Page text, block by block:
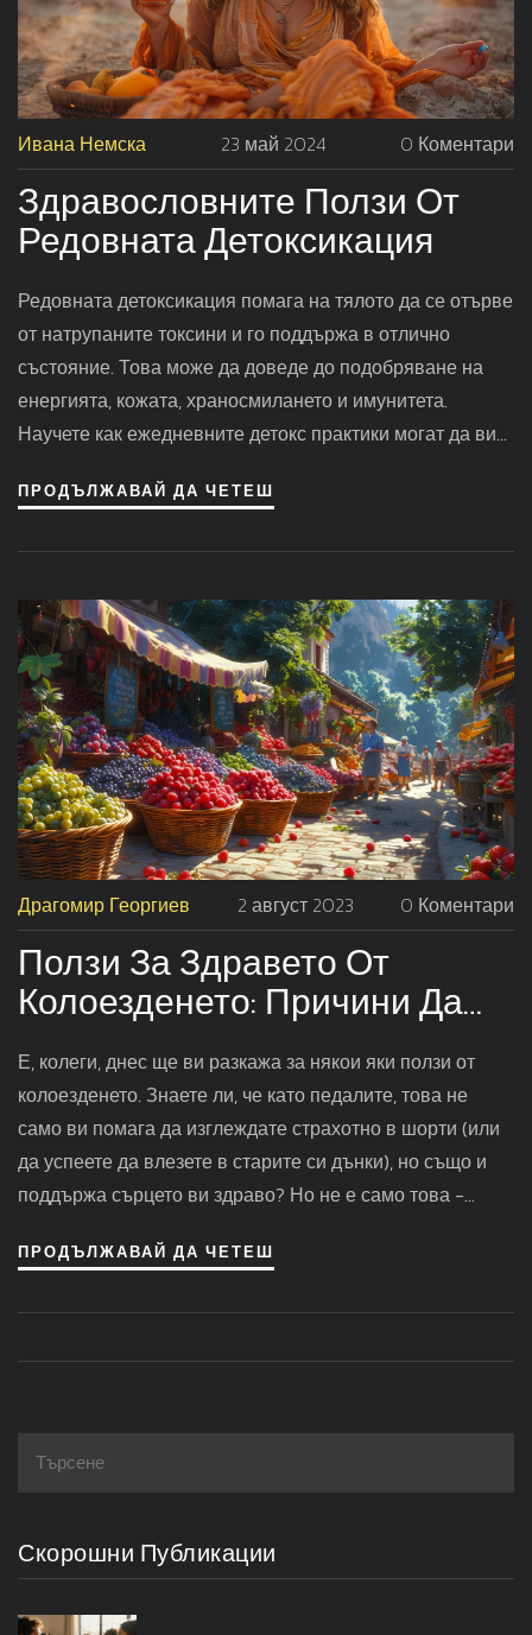
Ивана Немска 23 май 2024 0 Коментари
Здравословните Ползи От
Редовната Детоксикация
Редовната детоксикация помага на тялото да се отърве
от натрупаните токсини и го поддържа в отлично
състояние. Това може да доведе до подобряване на
енергията, кожата, храносмилането и имунитета.
Научете как ежедневните детокс практики могат да ви
благосъстояние.
ПРОДЪЛЖАВАЙ ДА ЧЕТЕШ
Драгомир Георгиев 2 август 2023 0 Коментари
Ползи За Здравето От
Колоезденето: Причини Да
Се Качите На Велосипеда Си
Днес
Е, колеги, днес ще ви разкажа за някои яки ползи от
колоезденето. Знаете ли, че като педалите, това не
само ви помага да изглеждате страхотно в шорти (или
да успеете да влезете в старите си дънки), но също и
поддържа сърцето ви здраво? Но не е само това -
умствените способности и намаляване на стреса. Така
разходете! И нека вашето приключение да започне
ПРОДЪЛЖАВАЙ ДА ЧЕТЕШ
Скорошни Публикации